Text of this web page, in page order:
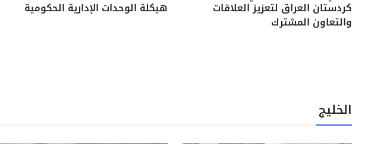
كردستان العراق لتعزيز العلاقات
والتعاون المشترك
هيكلة الوحدات الإدارية الحكومية
الخليج